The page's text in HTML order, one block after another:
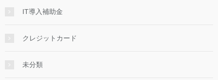
IT導入補助金
クレジットカード
未分類